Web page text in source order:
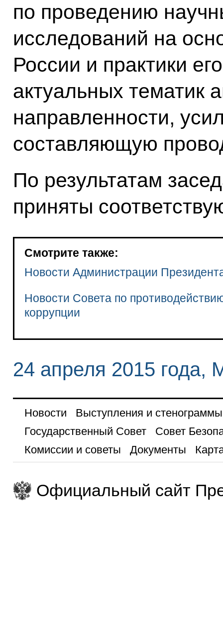
по проведению
исследований на
России и практики
актуальных тематик
направленности,
составляющую
По результатам
приняты
Смотрите также:
Новости Администрации
Новости Совета по
коррупции
24 апреля 2015 года,
Новости
Выступления и стенограммы
Государственный Совет
Совет
Комиссии и советы
Документы
Официальный сайт